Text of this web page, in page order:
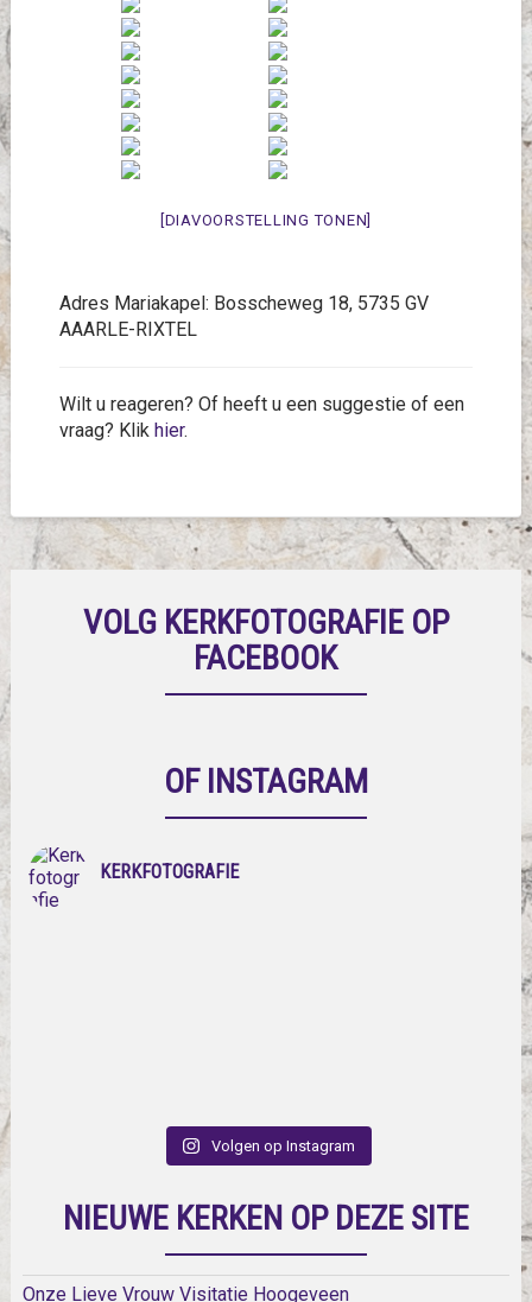
[DIAVOORSTELLING TONEN]
Adres Mariakapel: Bosscheweg 18, 5735 GV
AAARLE-RIXTEL
Wilt u reageren? Of heeft u een suggestie of een
vraag? Klik hier.
VOLG KERKFOTOGRAFIE OP
FACEBOOK
OF INSTAGRAM
KERKFOTOGRAFIE
Volgen op Instagram
NIEUWE KERKEN OP DEZE SITE
Onze Lieve Vrouw Visitatie Hoogeveen